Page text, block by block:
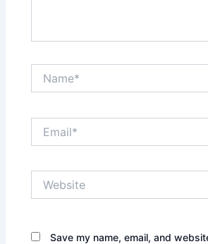
Save my name, email, and